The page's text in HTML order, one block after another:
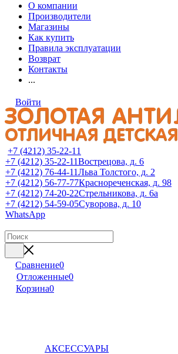
О компании
Производители
Магазины
Как купить
Правила эксплуатации
Возврат
Контакты
...
Войти
+7 (4212) 35-22-11
+7 (4212) 35-22-11Вострецова, д. 6
+7 (4212) 76-44-11Льва Толстого, д. 2
+7 (4212) 56-77-77Краснореченская, д. 98
+7 (4212) 74-20-22Стрельникова, д. 6а
+7 (4212) 54-59-05Суворова, д. 10
WhatsApp
Сравнение0
Отложенные0
Корзина0
АКСЕССУАРЫ